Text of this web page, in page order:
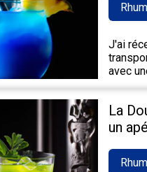
Rhum
J'ai
avec
La
un
Rhum